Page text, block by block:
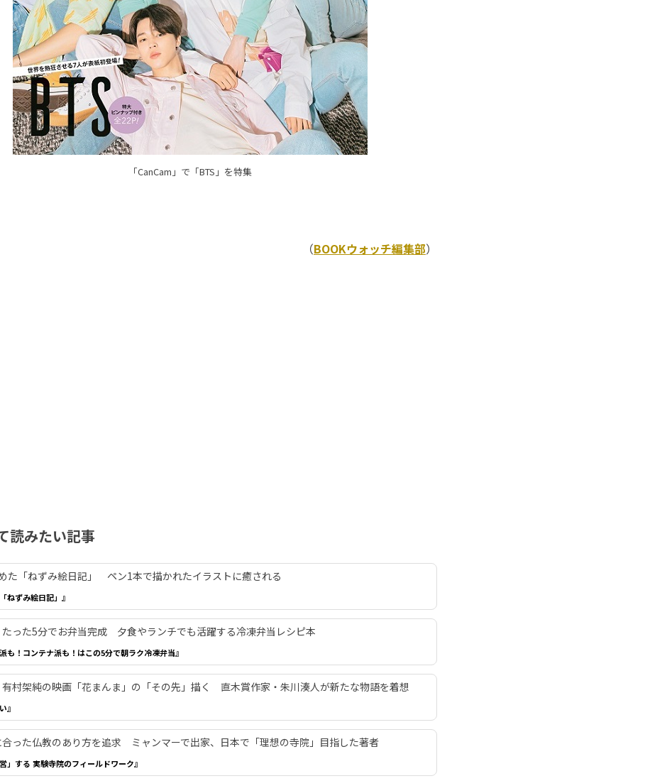
「CanCam」で「BTS」を特集
（BOOKウォッチ編集部）
読みたい記事
た「ねずみ絵日記」 ペン1本で描かれたイラストに癒される
ねずみ絵日記」』
った5分でお弁当完成 夕食やランチでも活躍する冷凍弁当レシピ本
も！コンテナ派も！はこの5分で朝ラク冷凍弁当』
村架純の映画「花まんま」の「その先」描く 直木賞作家・朱川湊人が新たな物語を着想
』
合った仏教のあり方を追求 ミャンマーで出家、日本で「理想の寺院」目指した著者
」する 実験寺院のフィールドワーク』